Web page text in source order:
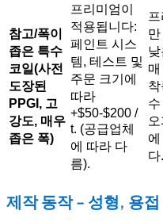
참고/폭이
좁은 특수
코일(사전
도장된
PPGI, 고
강도, 매우
좁은 폭)
프리미엄이
적용됩니다:
페인트 시스
템, 테스트 및
주문 크기에
따라
+$50-$200 /
t. (공급업체
에 따라 다
름).
다.
제작 동작 - 성형, 용접